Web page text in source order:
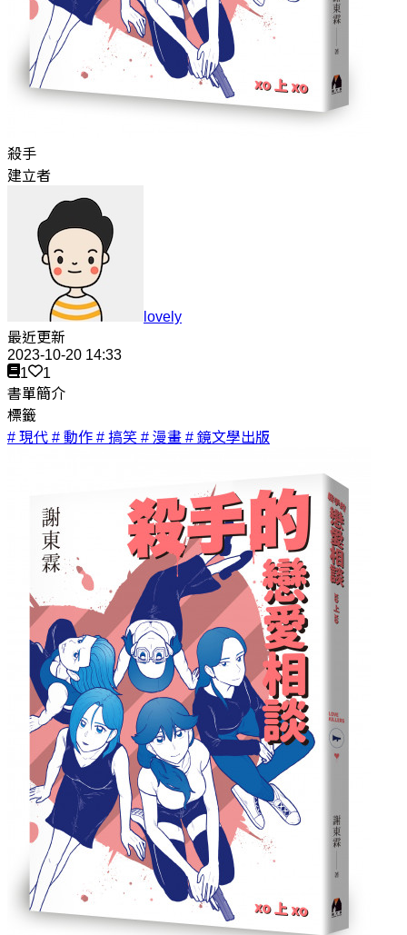
殺手
建立者
lovely
最近更新
2023-10-20 14:33
1
1
書單簡介
標籤
# 現代 # 動作 # 搞笑 # 漫畫 # 鏡文學出版